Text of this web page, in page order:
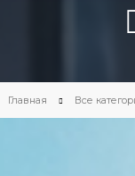
Главная Все